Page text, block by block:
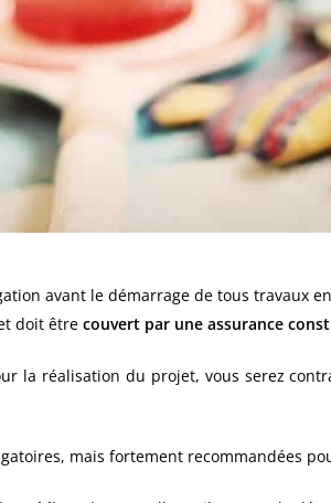
avant le démarrage de tous travaux
doit être couvert par une assurance
la réalisation du projet, vous serez
mais fortement recommandées